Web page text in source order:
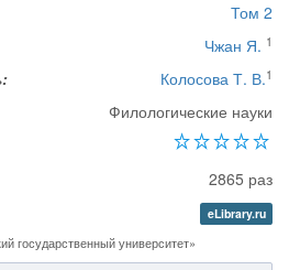
Том 2
Чжан Я. 1
Колосова Т. В.1
Филологические науки
2865 раз
eLibrary.ru
государственный университет»